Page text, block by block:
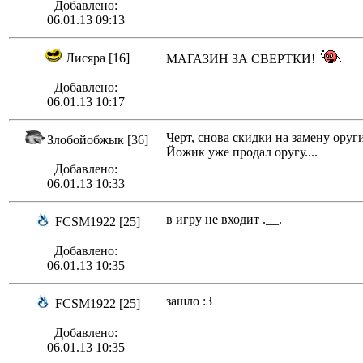
Добавлено:
06.01.13 09:13
Лисяра [16]
Добавлено:
06.01.13 10:17
МАГАЗИН ЗА СВЕРТКИ!
Злобойобжык [36]
Добавлено:
06.01.13 10:33
Черт, снова скидки на замену
Йожик уже продал оругу....
FCSM1922 [25]
Добавлено:
06.01.13 10:35
в игру не входит .__.
FCSM1922 [25]
Добавлено:
06.01.13 10:35
зашло :З